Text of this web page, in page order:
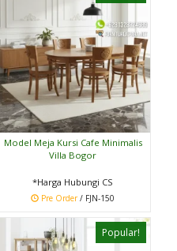
Model Meja Kursi Cafe Minimalis
Villa Bogor
*Harga Hubungi CS
Pre Order/ FJN-150
Popular!